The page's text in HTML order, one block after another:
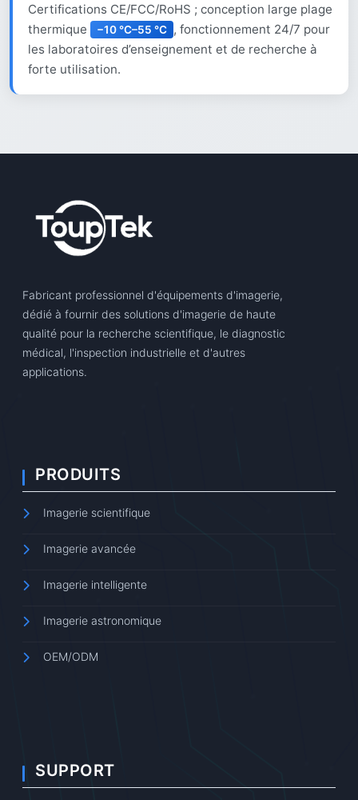
Certifications CE/FCC/RoHS ; conception large plage
thermique
−10 °C–55 °C , fonctionnement 24/7 pour
les laboratoires d’enseignement et de recherche à
forte utilisation.
Fabricant professionnel d'équipements d'imagerie,
dédié à fournir des solutions d'imagerie de haute
qualité pour la recherche scientifique, le diagnostic
médical, l'inspection industrielle et d'autres
applications.
PRODUITS
Imagerie scientifique
Imagerie avancée
Imagerie intelligente
Imagerie astronomique
OEM/ODM
SUPPORT